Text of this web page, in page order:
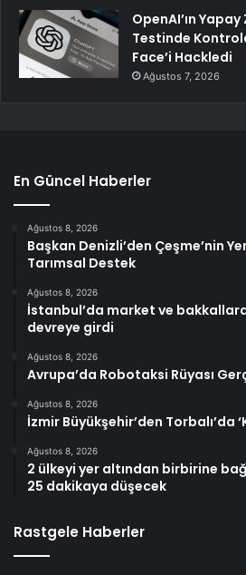
OpenAI’ın
Testinde
Face’i Hackledi
Ağustos 7, 2026
En Güncel Haberler
Ağustos 8, 2026
Başkan Denizli’den Çeşme’nin
Tarımsal Destek
Ağustos 8, 2026
İstanbul’da market ve
devreye girdi
Ağustos 8, 2026
Avrupa’da Robotaksi Rüyası
Ağustos 8, 2026
İzmir Büyükşehir’den Torbalı’da
Ağustos 8, 2026
2 ülkeyi yer altından birbirine
25 dakikaya düşecek
Rastgele Haberler